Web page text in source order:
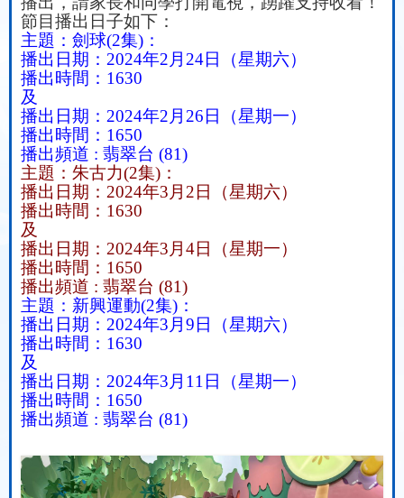
節目播出日子如下：
主題：劍球(2集) ：
播出日期： 2024年2 月 24日（星期六）
播出時間： 1630
及
播出日期： 2024年2 月 26 日（星期一）
播出時間： 1650
播出頻道 : 翡翠台 (81)
主題：朱古力(2集) ：
播出日期： 2024年3 月 2 日（星期六）
播出時間： 1630
及
播出日期： 2024年3 月 4日（星期一）
播出時間： 1650
播出頻道 : 翡翠台 (81)
主題：新興運動(2集) ：
播出日期： 2024年3 月 9 日（星期六）
播出時間： 1630
及
播出日期： 2024年3 月 11 日（星期一）
播出時間： 1650
播出頻道 : 翡翠台 (81)